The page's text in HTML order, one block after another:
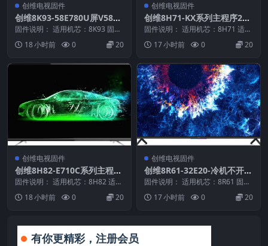
创维电视固件
创维8K93-58E780U屏V580D
K1-LS1_20130828_U盘刷机
固件
固件说明： 适用机芯：8K93 固件
大小：391 M 刷机方法： 第一种
方法： ...
18 小时前 0 20
创维电视固件
创维8H71-KX系列主程序201
61219_U盘刷机固件
固件说明： 适用机芯：8H71 适用
机型：KX 固件大小：400 M 刷机
方法：...
17 小时前 0 20
创维电视固件
创维8H82-E710C系列主程序
20160304_U盘刷机固件
固件说明： 适用机芯：8H82 适用
机型：E710C 固件大小：815 M
刷机...18 小时前 0 20
创维电视固件
创维8R61-32E20-冷机不开机
升级数据20110926_U盘刷机
固件
固件说明： 适用机芯：8R61 固件
大小：34 M 刷机方法： 第一种方
法： 1...
17 小时前 0 20
有你更精彩，注册会员